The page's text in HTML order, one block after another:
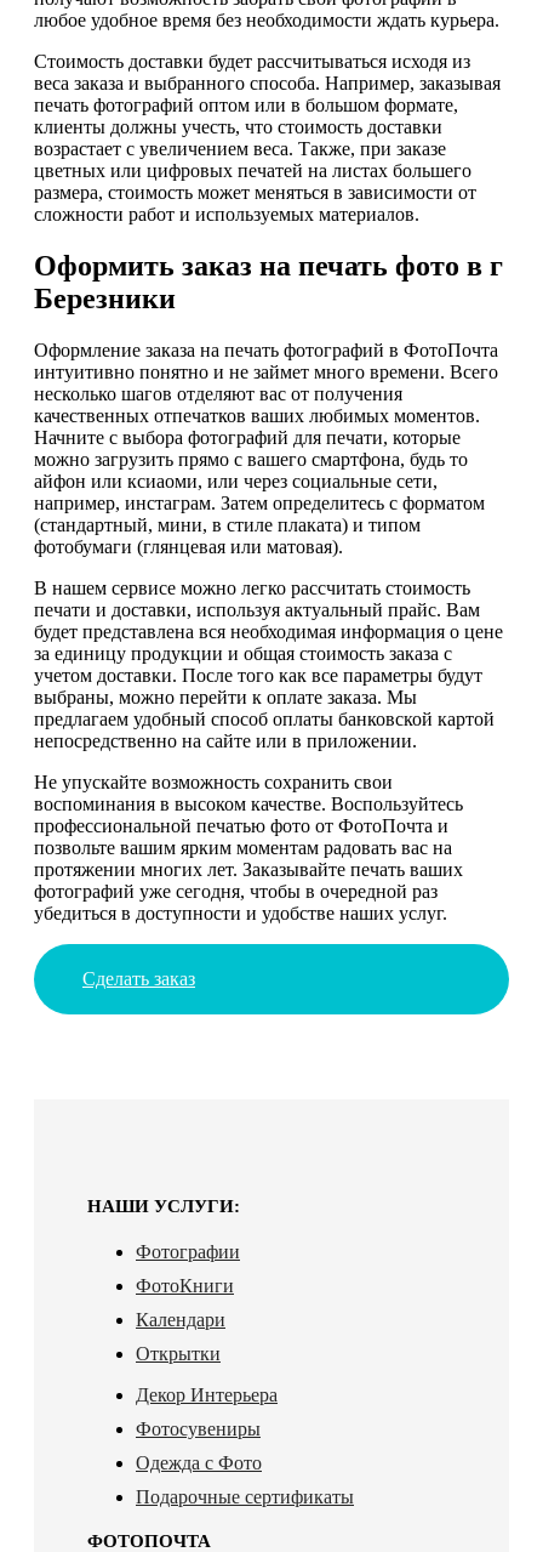
любое удобное время без необходимости ждать курьера.
Стоимость доставки будет рассчитываться исходя из
веса заказа и выбранного способа. Например, заказывая
печать фотографий оптом или в большом формате,
клиенты должны учесть, что стоимость доставки
возрастает с увеличением веса. Также, при заказе
цветных или цифровых печатей на листах большего
размера, стоимость может меняться в зависимости от
сложности работ и используемых материалов.
Оформить заказ на печать фото в г
Березники
Оформление заказа на печать фотографий в ФотоПочта
интуитивно понятно и не займет много времени. Всего
несколько шагов отделяют вас от получения
качественных отпечатков ваших любимых моментов.
Начните с выбора фотографий для печати, которые
можно загрузить прямо с вашего смартфона, будь то
айфон или ксиаоми, или через социальные сети,
например, инстаграм. Затем определитесь с форматом
(стандартный, мини, в стиле плаката) и типом
фотобумаги (глянцевая или матовая).
В нашем сервисе можно легко рассчитать стоимость
печати и доставки, используя актуальный прайс. Вам
будет представлена вся необходимая информация о цене
за единицу продукции и общая стоимость заказа с
учетом доставки. После того как все параметры будут
выбраны, можно перейти к оплате заказа. Мы
предлагаем удобный способ оплаты банковской картой
непосредственно на сайте или в приложении.
Не упускайте возможность сохранить свои
воспоминания в высоком качестве. Воспользуйтесь
профессиональной печатью фото от ФотоПочта и
позвольте вашим ярким моментам радовать вас на
протяжении многих лет. Заказывайте печать ваших
фотографий уже сегодня, чтобы в очередной раз
убедиться в доступности и удобстве наших услуг.
Сделать заказ
НАШИ УСЛУГИ:
Фотографии
ФотоКниги
Календари
Открытки
Декор Интерьера
Фотосувениры
Одежда с Фото
Подарочные сертификаты
ФОТОПОЧТА